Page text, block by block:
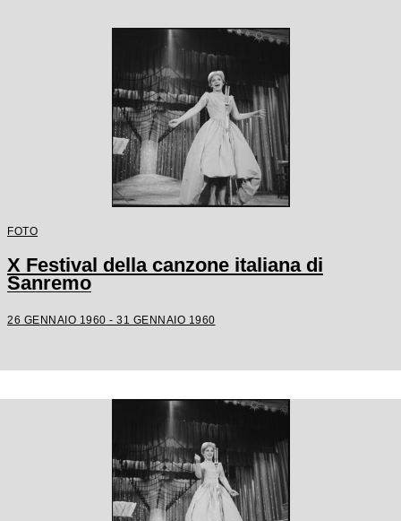
FOTO
X Festival della canzone italiana di
Sanremo
26 GENNAIO 1960 - 31 GENNAIO 1960